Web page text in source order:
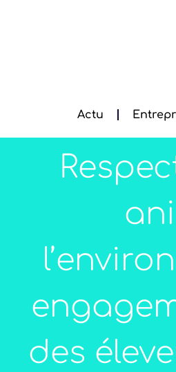
Actu
des